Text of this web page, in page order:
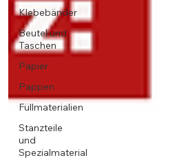
Klebebänder
Beutel und
Taschen
Papier
Pappen
Füllmaterialien
Stanzteile
und
Spezialmaterial